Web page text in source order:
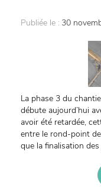
Publiée le : 30
La phase 3 du
débute aujourd’hui
avoir été retardée,
entre le rond-point
que la finalisation